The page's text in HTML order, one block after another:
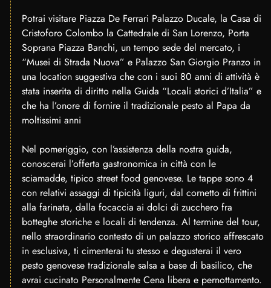
Potrai visitare Piazza De Ferrari Palazzo Ducale, la Casa di
Cristoforo Colombo la Cattedrale di San Lorenzo, Porta
Soprana Piazza Banchi, un tempo sede del mercato, i
“Musei di Strada Nuova” e Palazzo San Giorgio Pranzo in
una location suggestiva che con i suoi 80 anni di attività è
stata inserita di diritto nella Guida “Locali storici d’Italia” e
che ha l’onore di fornire il tradizionale pesto al Papa da
moltissimi anni
Nel pomeriggio, con l’assistenza della nostra guida,
conoscerai l’offerta gastronomica in città con le
sciamadde, tipico street food genovese. Le tappe sono 4
con relativi assaggi di tipicità liguri, dal cornetto di frittini
alla farinata, dalla focaccia ai dolci di zucchero fra
botteghe storiche e locali di tendenza. Al termine del tour,
nello straordinario contesto di un palazzo storico affrescato
in esclusiva, ti cimenterai tu stesso e degusterai il vero
pesto genovese tradizionale salsa a base di basilico, che
avrai cucinato Personalmente Cena libera e pernottamento.